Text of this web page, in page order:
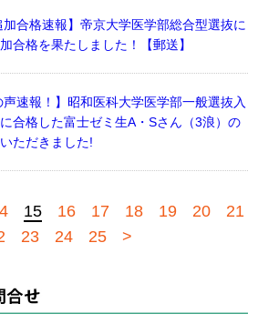
加合格速報】帝京大学医学部総合型選抜に
合格を果たしました！【郵送】
声速報！】昭和医科大学医学部一般選抜入
合格した富士ゼミ生A・Sさん（3浪）の
ただきました!
15 16 17 18 19 20
21
23 24 25 >